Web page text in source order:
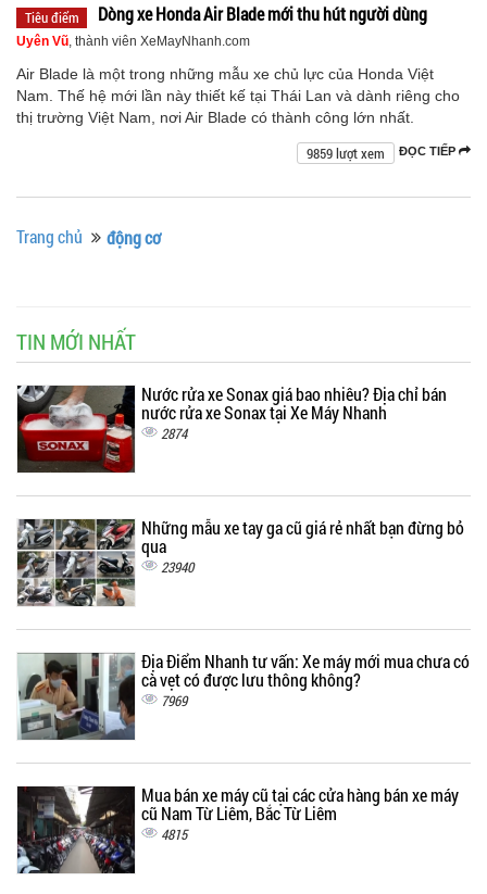
Tiêu điểm Dòng xe Honda Air Blade mới thu hút người dùng
Uyên Vũ, thành viên XeMayNhanh.com
Air Blade là một trong những mẫu xe chủ lực của Honda Việt
Nam. Thế hệ mới lần này thiết kế tại Thái Lan và dành riêng cho
thị trường Việt Nam, nơi Air Blade có thành công lớn nhất.
ĐỌC TIẾP
9859 lượt xem
Trang chủ động cơ
TIN MỚI NHẤT
Nước rửa xe Sonax giá bao nhiêu? Địa chỉ bán
nước rửa xe Sonax tại Xe Máy Nhanh
2874
Những mẫu xe tay ga cũ giá rẻ nhất bạn đừng bỏ
qua
23940
Địa Điểm Nhanh tư vấn: Xe máy mới mua chưa có
cà vẹt có được lưu thông không?
7969
Mua bán xe máy cũ tại các cửa hàng bán xe máy
cũ Nam Từ Liêm, Bắc Từ Liêm
4815